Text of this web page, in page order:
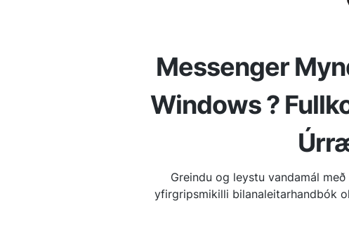
Messenger
Windows ?
Greindu og leystu vandamál
yfirgripsmikilli bilanaleitarhandbók